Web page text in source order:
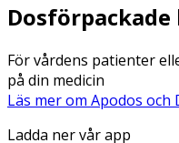
För vårdens patienter
på din medicin
Läs mer om Apodos och
Ladda ner vår app